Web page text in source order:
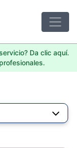
Da clic aquí.